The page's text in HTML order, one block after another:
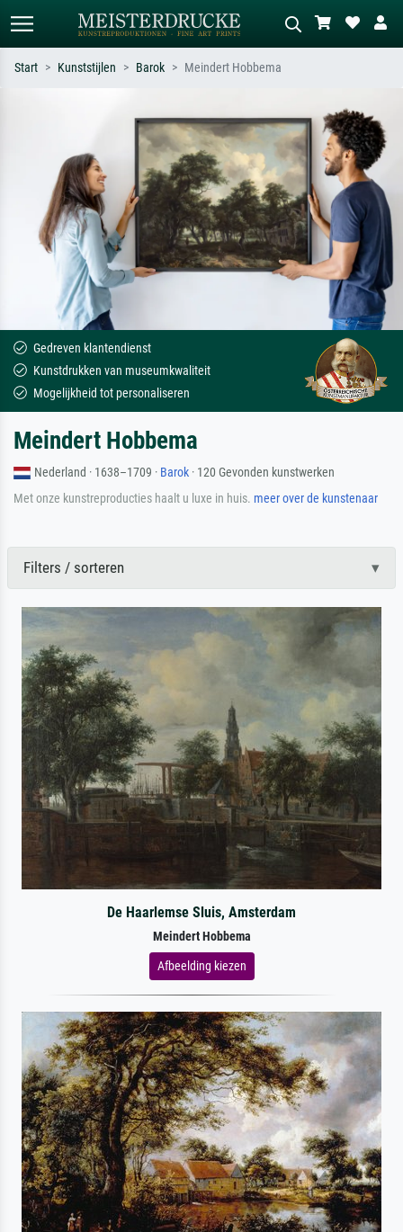
Zoek op kunstenaar, titel of stijl – bijv.
Monet, Sterrennacht, impressionisme,
Hokusai-golf, naakt.
Beschrijf de scène – bijv. groene
weide, abstract met veel rood, donker
olieverfschilderij, staand naakt naast
een boom.
Start Kunststijlen Barok Meindert Hobbema
Gedreven klantendienst
Kunstdrukken van museumkwaliteit
Mogelijkheid tot personaliseren
Meindert Hobbema
Nederland · 1638–1709 · Barok · 120 Gevonden kunstwerken
Met onze kunstreproducties haalt u luxe in huis. meer over de kunstenaar
Filters / sorteren
De Haarlemse Sluis, Amsterdam
Meindert Hobbema
Afbeelding kiezen